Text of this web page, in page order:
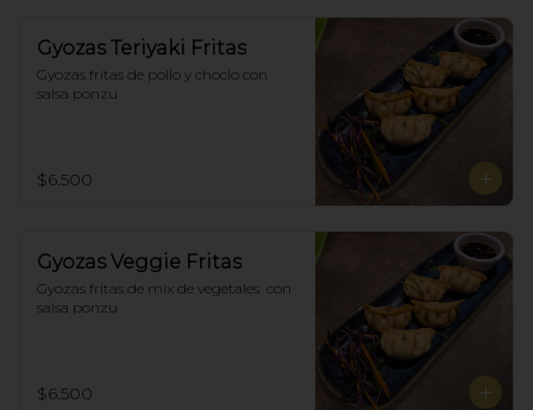
Gyozas Teriyaki Fritas
Gyozas fritas de pollo y choclo con
salsa ponzu
$6.500
Gyozas Veggie Fritas
Gyozas fritas de mix de vegetales  con
salsa ponzu
$6.500